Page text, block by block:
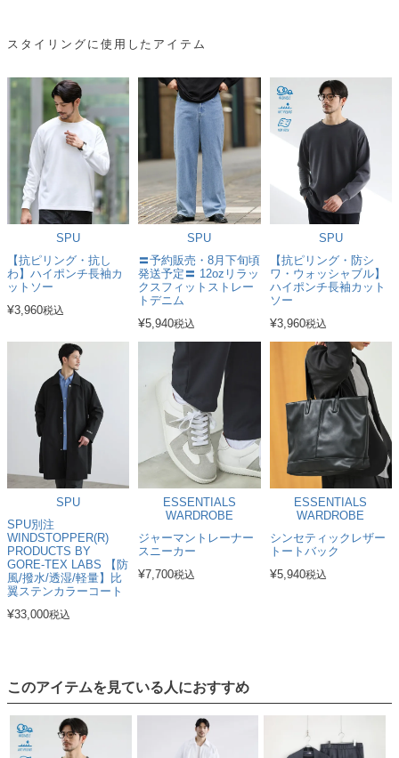
スタイリングに使用したアイテム
SPU
【抗ピリング・抗し
わ】ハイポンチ長袖カ
ットソー
¥3,960税込
SPU
〓予約販売・8月下旬頃
発送予定〓 12ozリラッ
クスフィットストレー
トデニム
¥5,940税込
SPU
【抗ピリング・防シ
ワ・ウォッシャブル】
ハイポンチ長袖カット
ソー
¥3,960税込
SPU
SPU別注
WINDSTOPPER(R)
PRODUCTS BY
GORE-TEX LABS 【防
風/撥水/透湿/軽量】比
翼ステンカラーコート
¥33,000税込
ESSENTIALS
WARDROBE
ジャーマントレーナー
スニーカー
¥7,700税込
ESSENTIALS
WARDROBE
シンセティックレザー
トートバック
¥5,940税込
このアイテムを見ている人におすすめ